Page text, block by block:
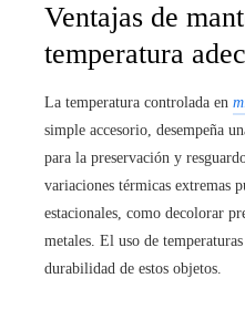
Ventajas de
temperatura
La temperatura controlada en
simple accesorio, desempeña
para la preservación y
variaciones térmicas extremas
estacionales, como decolorar
metales. El uso de
durabilidad de estos objetos.